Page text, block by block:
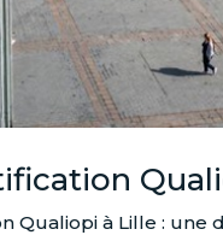
Qualiopi à Lille :